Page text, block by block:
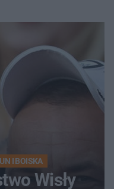
I BOISKA
Wisły